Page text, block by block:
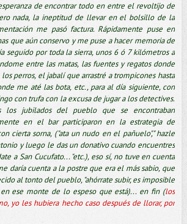
de encontrar todo en entre el revoltijo de
nada, la ineptitud de llevar en el bolsillo de la
me pasó factura. Rápidamente puse en
que aún conservo y me puse a hacer memoria de
seguido por toda la sierra, unos 6 ó 7 kilómetros a
entre las matas, las fuentes y regatos donde
perros, el jabalí que arrastré a trompicones hasta
me até las bota, etc., para al día siguiente, con
con trufa con la excusa de jugar a los detectives.
los jubilados del pueblo que se encontraban
en el bar participaron en la estrategia de
cierta sorna, ("ata un nudo en el pañuelo"," hazle
y luego le das un donativo cuando encuentres
a San Cucufato... "etc.), eso sí, no tuve en cuenta
daría cuenta a la postre que era el más sabio, que
al tonto del pueblo, "ahórrate subir, es imposible
ese monte de lo espeso que está)... en fin (los
yo les hubiera hecho caso después de llorar, por